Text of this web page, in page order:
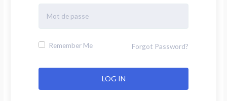
Remember Me Forgot Password?